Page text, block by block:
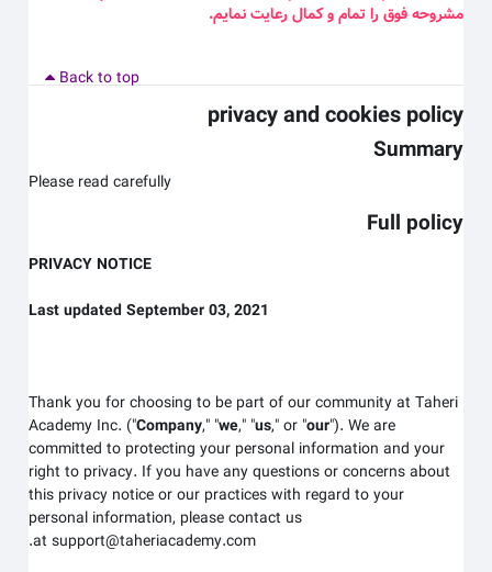
مشروحه فوق را تمام و کمال رعایت نمایم.
Back to top
privacy and cookies policy
Summary
Please read carefully
Full policy
PRIVACY NOTICE
Last updated September 03, 2021
Thank you for choosing to be part of our community at Taheri
Academy Inc.("Company," "we," "us," or "our "). We are
committed to protecting your personal information and your
right to privacy. If you have any questions or concerns about
this privacy notice or our practices with regard to your
personal information, please contact us
at support@taheriacademy.com.